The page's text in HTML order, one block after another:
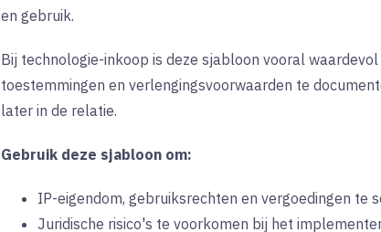
en gebruik.
Bij technologie-inkoop is deze sjabloon vooral
toestemmingen en verlengingsvoorwaarden te
later in de relatie.
Gebruik deze sjabloon om:
IP-eigendom, gebruiksrechten en vergoedingen te
Juridische risico's te voorkomen bij het